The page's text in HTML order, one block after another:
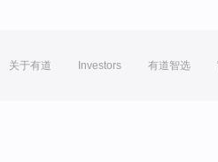
关于有道 Investors 有道智选